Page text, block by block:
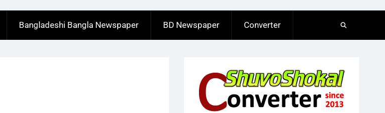
Bangladeshi Bangla Newspaper BD Newspaper Converter